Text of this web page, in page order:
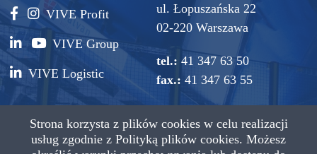
VIVE Profit
VIVE Group
VIVE Logistic
ul. Łopuszańska 22
02-220 Warszawa
tel.: 41 347 63 50
fax.: 41 347 63 55
Strona korzysta z plików cookies w celu realizacji
usług zgodnie z Polityką plików cookies. Możesz